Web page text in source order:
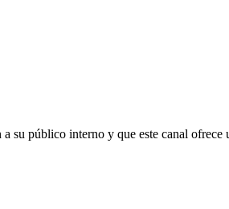
su público interno y que este canal